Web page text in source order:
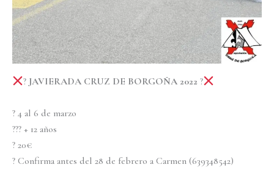
? JAVIERADA CRUZ DE BORGOÑA 2022 ?
? 4 al 6 de marzo
??‍? + 12 años
? 20€
? Confirma antes del 28 de febrero a Carmen (639348542)